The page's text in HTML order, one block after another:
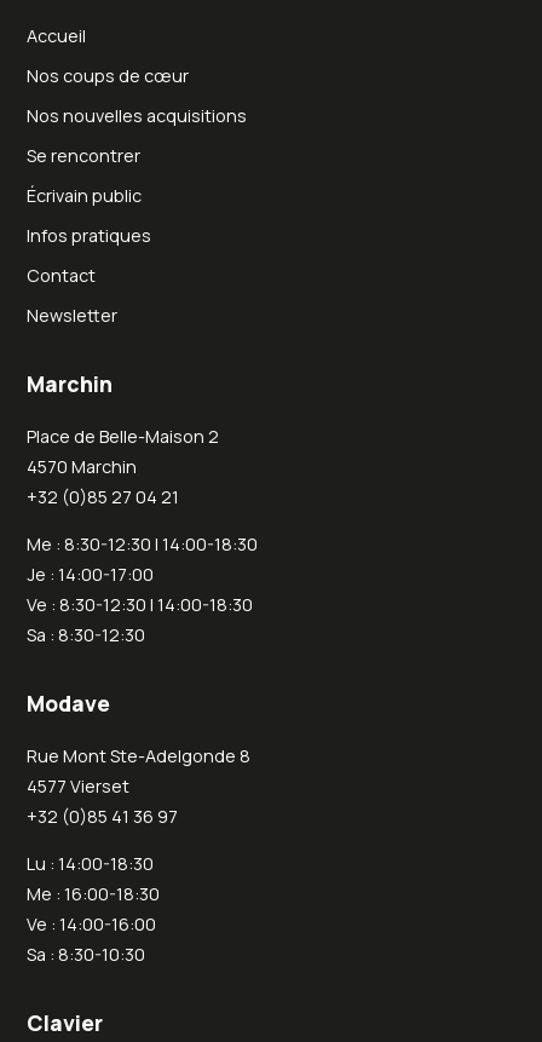
Accueil
Nos coups de cœur
Nos nouvelles acquisitions
Se rencontrer
Écrivain public
Infos pratiques
Contact
Newsletter
Marchin
Place de Belle-Maison 2
4570 Marchin
+32 (0)85 27 04 21
Me : 8:30-12:30 | 14:00-18:30
Je : 14:00-17:00
Ve : 8:30-12:30 | 14:00-18:30
Sa : 8:30-12:30
Modave
Rue Mont Ste-Adelgonde 8
4577 Vierset
+32 (0)85 41 36 97
Lu : 14:00-18:30
Me : 16:00-18:30
Ve : 14:00-16:00
Sa : 8:30-10:30
Clavier